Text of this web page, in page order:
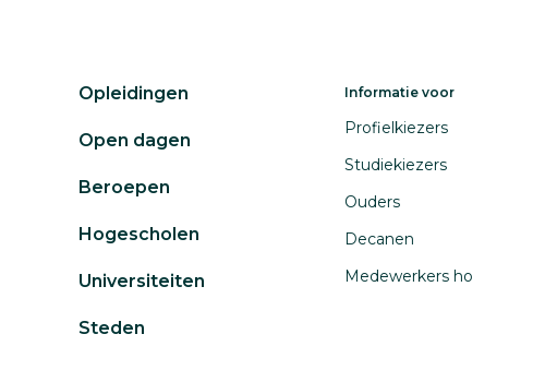
Opleidingen
Open dagen
Beroepen
Hogescholen
Universiteiten
Steden
Informatie voor
Profielkiezers
Studiekiezers
Ouders
Decanen
Medewerkers ho